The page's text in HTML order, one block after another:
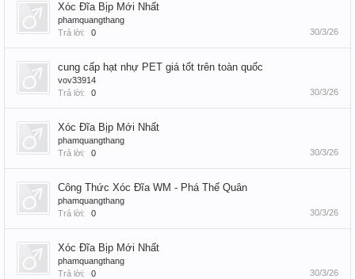
Xóc Đĩa Bịp Mới Nhất
phamquangthang
Trả lời:
0 30/3/26
cung cấp hạt nhự PET giá tốt trên toàn quốc
vov33914
Trả lời:
0 30/3/26
Xóc Đĩa Bịp Mới Nhất
phamquangthang
Trả lời:
0 30/3/26
Công Thức Xóc Đĩa WM - Phá Thế Quân
phamquangthang
Trả lời:
0 30/3/26
Xóc Đĩa Bịp Mới Nhất
phamquangthang
Trả lời:
0 30/3/26